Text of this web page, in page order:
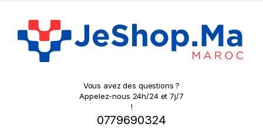
Vous avez des questions ?
Appelez-nous 24h/24 et 7j/7
!
0779690324